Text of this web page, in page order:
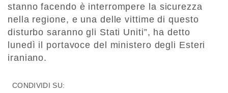
stanno facendo è interrompere la sicurezza
nella regione, e una delle vittime di questo
disturbo saranno gli Stati Uniti”, ha detto
lunedì il portavoce del ministero degli Esteri
iraniano.
CONDIVIDI SU: